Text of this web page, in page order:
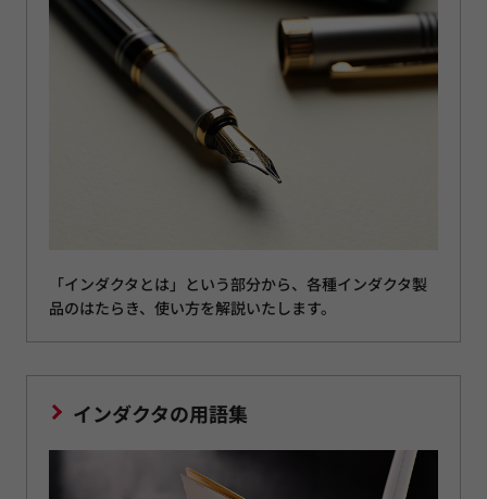
「インダクタとは」という部分から、各種インダクタ製
品のはたらき、使い方を解説いたします。
インダクタの用語集